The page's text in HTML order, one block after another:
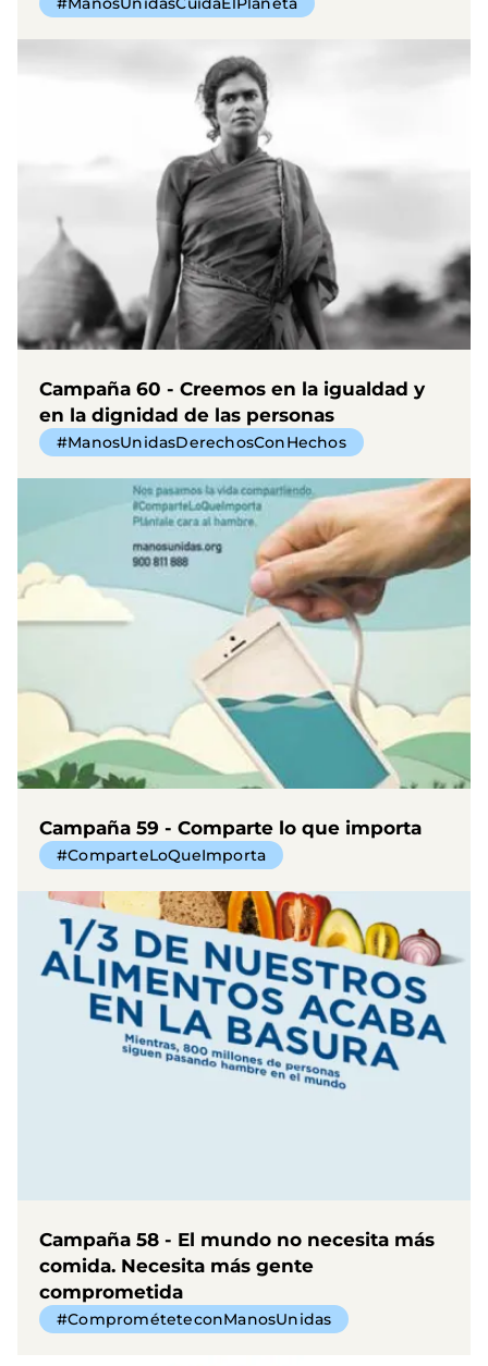
Campaña 60 - Creemos en la igualdad y
en la dignidad de las personas
#ManosUnidasDerechosConHechos
Campaña 59 - Comparte lo que importa
#ComparteLoQueImporta
Campaña 58 - El mundo no necesita más
comida. Necesita más gente
comprometida
#ComprométeteconManosUnidas